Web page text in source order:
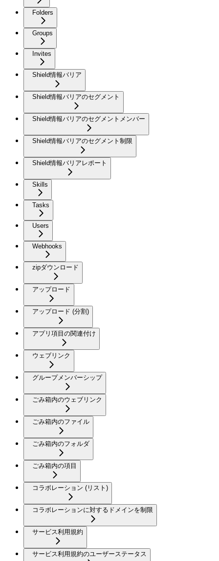
Folders
Groups
Invites
Shield情報バリア
Shield情報バリアのセグメント
Shield情報バリアのセグメントメンバー
Shield情報バリアのセグメント制限
Shield情報バリアレポート
Skills
Tasks
Users
Webhooks
zipダウンロード
アップロード
アップロード (分割)
アプリ項目の関連付け
ウェブリンク
グループメンバーシップ
ごみ箱内のウェブリンク
ごみ箱内のファイル
ごみ箱内のフォルダ
ごみ箱内の項目
コラボレーション (リスト)
コラボレーションに対するドメインを制限
サービス利用規約
サービス利用規約のユーザーステータス